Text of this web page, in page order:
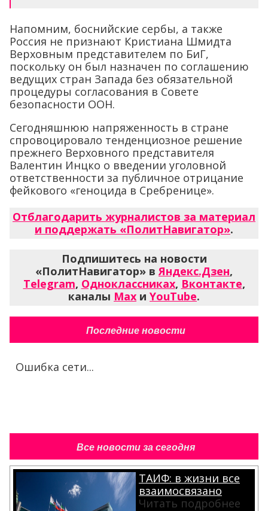
Напомним, боснийские сербы, а также
Россия не признают Кристиана Шмидта
Верховным представителем по БиГ,
поскольку он был назначен по соглашению
ведущих стран Запада без обязательной
процедуры согласования в Совете
безопасности ООН.
Сегодняшнюю напряженность в стране
спровоцировало тенденциозное решение
прежнего Верховного представителя
Валентин Инцко о введении уголовной
ответственности за публичное отрицание
фейкового «геноцида в Сребренице».
Отблагодарить журналистов за материал
и поддержать «ПолитНавигатор».
Подпишитесь на новости
«ПолитНавигатор» вЯндекс.Дзен,
Telegram, Одноклассниках, Вконтакте,
каналы Max и YouTube.
Последние новости
Ошибка сети...
Все новости за сегодня
ТАИФ: в жизни все
взаимосвязано
Читать подробнее